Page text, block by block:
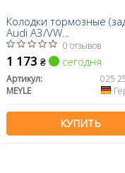
Колодки тормозные
Audi A3/VW
Golf/Touran/Passat VI 1.0-
2.0TDI/Skoda SuperB 12-
0 отзывов
1 173 ₴ сегодня
Артикул:
025
MEYLE
КУПИТЬ